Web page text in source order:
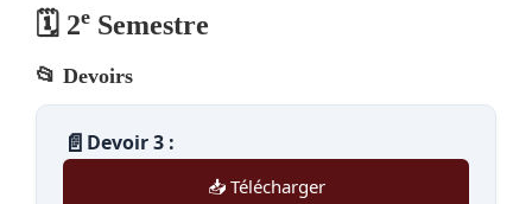
🗓️ 2e Semestre
📂 Devoirs
📄 Devoir 3 :
📥 Télécharger